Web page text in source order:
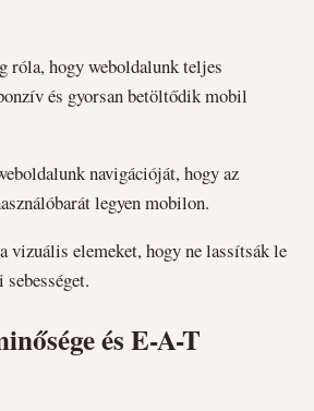
róla, hogy weboldalunk teljes
és gyorsan betöltődik mobil
navigációját, hogy az
legyen mobilon.
vizuális elemeket, hogy ne lassítsák le
és E-A-T